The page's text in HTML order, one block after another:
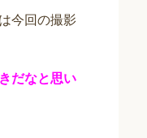
今回の撮影
だなと思い